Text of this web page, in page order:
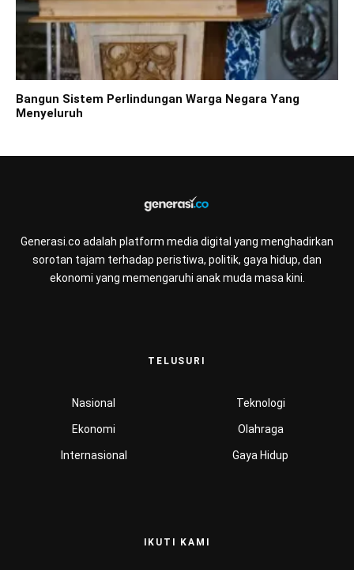
Bangun Sistem Perlindungan Warga Negara Yang
Menyeluruh
Generasi.co adalah platform media digital yang menghadirkan
sorotan tajam terhadap peristiwa, politik, gaya hidup, dan
ekonomi yang memengaruhi anak muda masa kini.
TELUSURI
Nasional
Ekonomi
Internasional
Teknologi
Olahraga
Gaya Hidup
IKUTI KAMI